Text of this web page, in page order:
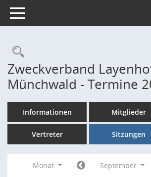
Toggle navigation
Rechercheauswahl
Zweckverband
Münchwald - Termine
Informationen Mitglieder
Vertreter Sitzungen
Monat September